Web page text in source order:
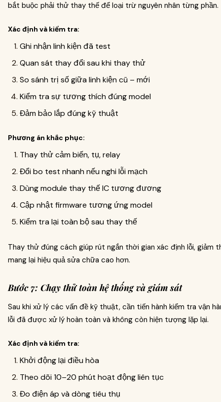
bắt buộc phải thử thay thế để loại trừ nguyên nhân từng phần.
Xác định và kiểm tra:
Ghi nhận linh kiện đã test
Quan sát thay đổi sau khi thay thử
So sánh trị số giữa linh kiện cũ – mới
Kiểm tra sự tương thích đúng model
Đảm bảo lắp đúng kỹ thuật
Phương án khắc phục:
Thay thử cảm biến, tụ, relay
Đổi bo test nhanh nếu nghi lỗi mạch
Dùng module thay thế IC tương đương
Cập nhật firmware tương ứng model
Kiểm tra lại toàn bộ sau thay thế
Thay thử đúng cách giúp rút ngắn thời gian xác định lỗi, giảm
mang lại hiệu quả sửa chữa cao hơn.
Bước 7: Chạy thử toàn hệ thống và giám sát
Sau khi xử lý các vấn đề kỹ thuật, cần tiến hành kiểm tra vận
lỗi đã được xử lý hoàn toàn và không còn hiện tượng lặp lại.
Xác định và kiểm tra:
Khởi động lại điều hòa
Theo dõi 10–20 phút hoạt động liên tục
Đo điện áp và dòng tiêu thụ